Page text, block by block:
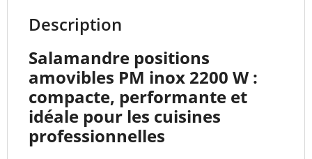
Description
Salamandre positions
amovibles PM inox 2200 W :
compacte, performante et
idéale pour les cuisines
professionnelles